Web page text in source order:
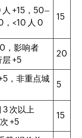
+15，50–
，<10 人 0
15
，影响者
+5
20
，非重点城
5
3 次以上
+5
15